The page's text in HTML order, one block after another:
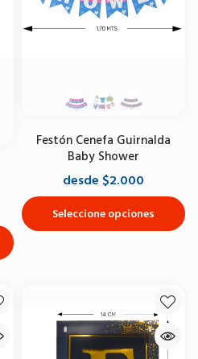
Festón Cenefa Guirnalda
Baby Shower
desde $2.000
Seleccione opciones